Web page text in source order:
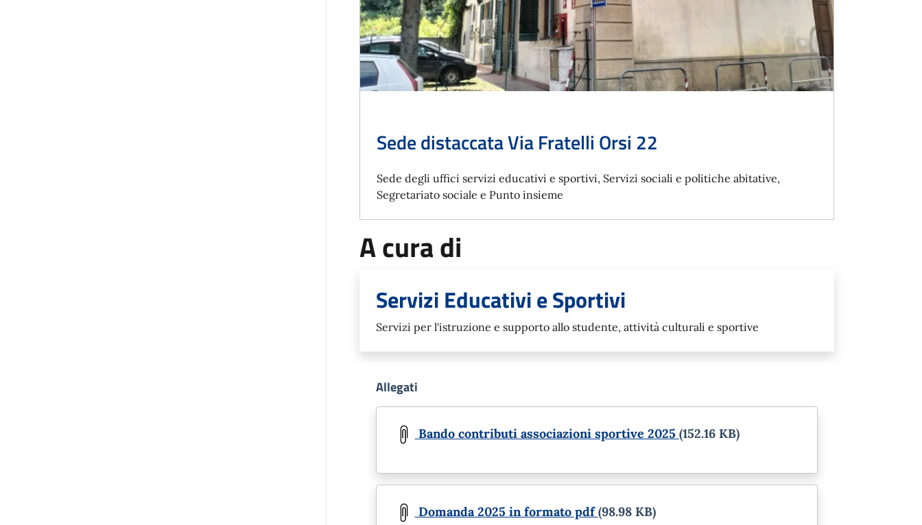
Sede distaccata Via Fratelli Orsi 22
Sede degli uffici servizi educativi e sportivi, Servizi sociali e politiche abitative,
Segretariato sociale e Punto insieme
A cura di
Servizi Educativi e Sportivi
Servizi per l'istruzione e supporto allo studente, attività culturali e sportive
Allegati
Bando contributi associazioni sportive 2025 (152.16 KB)
Domanda 2025 in formato pdf(98.98 KB)